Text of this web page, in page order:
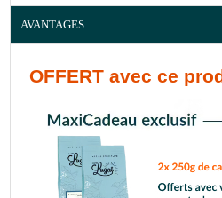
AVANTAGES
OFFERT avec ce